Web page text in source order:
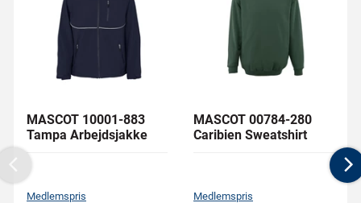
MASCOT 10001-883
Tampa Arbejdsjakke
Medlemspris
MASCOT 00784-280
Caribien Sweatshirt
Medlemspris
Previous